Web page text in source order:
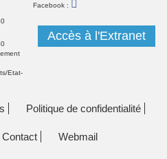
Facebook :
Accès à l'Extranet
Etat-
Politique de confidentialité
Contact Webmail